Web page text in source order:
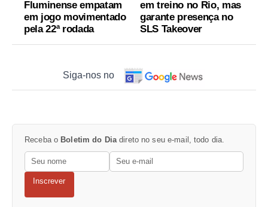
Fluminense empatam
em jogo movimentado
pela 22ª rodada
em treino no Rio, mas
garante presença no
SLS Takeover
Siga-nos no
Receba o Boletim do Diadireto no seu e-mail, todo dia.
Inscrever